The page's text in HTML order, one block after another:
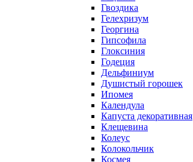
Гвоздика
Гелехризум
Георгина
Гипсофила
Глоксиния
Годеция
Дельфиниум
Душистый горошек
Ипомея
Календула
Капуста декоративная
Клещевина
Колеус
Колокольчик
Космея